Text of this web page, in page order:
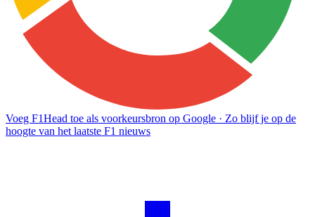
Voeg F1Head toe als voorkeursbron op Google · Zo blijf je op de
hoogte van het laatste F1 nieuws